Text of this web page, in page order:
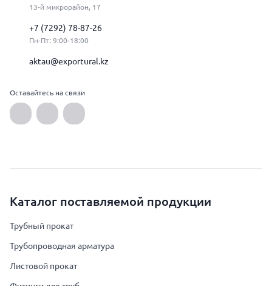
13-й микрорайон, 17
+7 (7292) 78-87-26
Пн-Пт: 9:00-18:00
aktau@exportural.kz
Оставайтесь на связи
Каталог поставляемой продукции
Трубный прокат
Трубопроводная арматура
Листовой прокат